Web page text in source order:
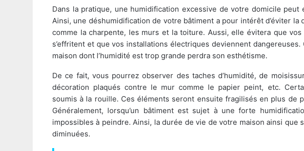
Dans la pratique, une humidification excessive de votre domicile
Ainsi, une déshumidification de votre bâtiment a pour intérêt d’éviter
comme la charpente, les murs et la toiture. Aussi, elle évitera que
s’effritent et que vos installations électriques deviennent
maison dont l’humidité est trop grande perdra son esthétisme.
De ce fait, vous pourrez observer des taches d’humidité, de
décoration plaqués contre le mur comme le papier peint, etc.
soumis à la rouille. Ces éléments seront ensuite fragilisés en plus de
Généralement, lorsqu’un bâtiment est sujet à une forte
impossibles à peindre. Ainsi, la durée de vie de votre maison ainsi que
diminuées.